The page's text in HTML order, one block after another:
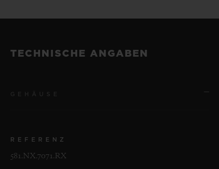
TECHNISCHE ANGABEN
REFERENZ
581.NX.7071.RX